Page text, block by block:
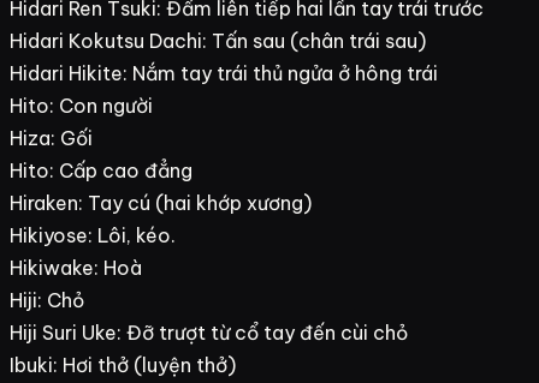
Hidari Ren Tsuki: Đấm liên tiếp hai lần tay trái trước
Hidari Kokutsu Dachi: Tấn sau (chân trái sau)
Hidari Hikite: Nắm tay trái thủ ngửa ở hông trái
Hito: Con người
Hiza: Gối
Hito: Cấp cao đẳng
Hiraken: Tay cú (hai khớp xương)
Hikiyose: Lôi, kéo.
Hikiwake: Hoà
Hiji: Chỏ
Hiji Suri Uke: Đỡ trượt từ cổ tay đến cùi chỏ
Ibuki: Hơi thở (luyện thở)